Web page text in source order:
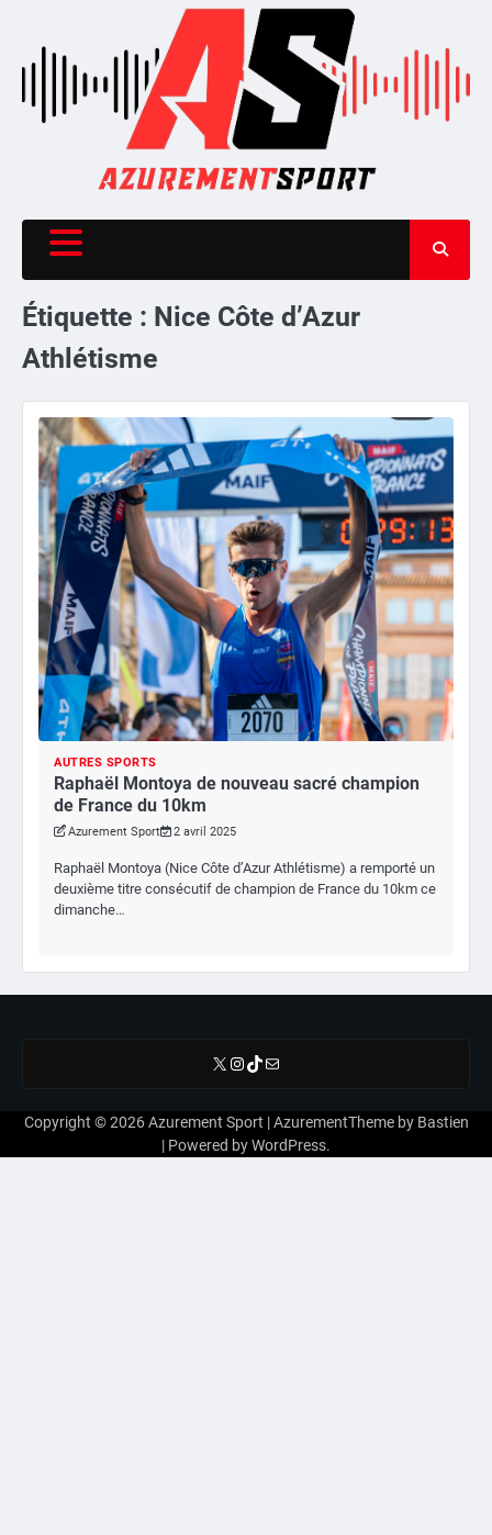
content
Étiquette : Nice Côte d’Azur
Athlétisme
AUTRES SPORTS
Raphaël Montoya de nouveau sacré champion
de France du 10km
Azurement Sport 2 avril 2025
Raphaël Montoya (Nice Côte d’Azur Athlétisme) a remporté un
deuxième titre consécutif de champion de France du 10km ce
dimanche…
X Instagram
TikTok
E-mail
Copyright © 2026Azurement Sport | AzurementTheme by Bastien
| Powered byWordPress.